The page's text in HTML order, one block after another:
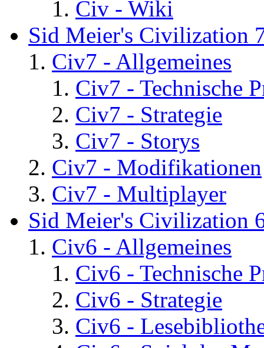
Civ - Wiki
Sid Meier's Civilization
Civ7 - Allgemeines
Civ7 - Technische
Civ7 - Strategie
Civ7 - Storys
Civ7 - Modifikationen
Civ7 - Multiplayer
Sid Meier's Civilization
Civ6 - Allgemeines
Civ6 - Technische
Civ6 - Strategie
Civ6 -